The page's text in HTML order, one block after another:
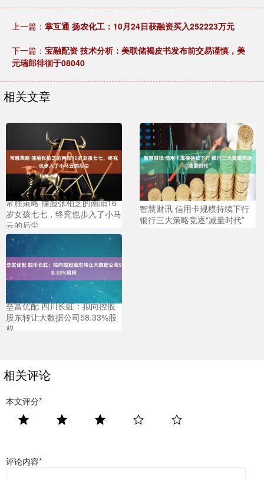
上一篇： 掌互通 扬农化工：10月24日获融资买入252223万元
下一篇： 宝融配资 技术分析：美联储褐皮书发布前交易谨慎，美
元瑞郎徘徊于08040
相关文章
常胜策略 撞脸张柏芝的南阳16
岁女孩七七，终究也步入了小马
云的后尘
智慧财讯 信用卡规模持续下行
银行三大策略竞逐“减量时代”
垒富优配 四川长虹：拟向控股
股东转让大数据公司58.33%股
权
相关评论
本文评分*
评论内容*